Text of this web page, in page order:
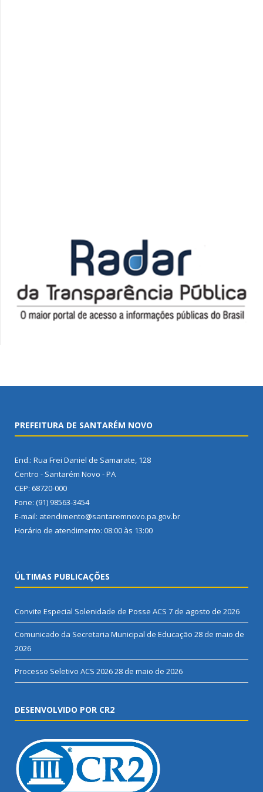
PREFEITURA DE SANTARÉM NOVO
End.: Rua Frei Daniel de Samarate, 128
Centro - Santarém Novo - PA
CEP: 68720-000
Fone: (91) 98563-3454
E-mail: atendimento@santaremnovo.pa.gov.br
Horário de atendimento: 08:00 às 13:00
ÚLTIMAS PUBLICAÇÕES
Convite Especial Solenidade de Posse ACS 7 de agosto de 2026
Comunicado da Secretaria Municipal de Educação 28 de maio de
2026
Processo Seletivo ACS 202628 de maio de 2026
DESENVOLVIDO POR CR2